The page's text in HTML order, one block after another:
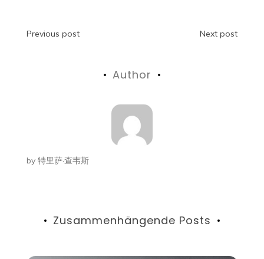
Beitragsnavigation
Previous post Next post
Author
by 特里萨·查韦斯
Zusammenhängende Posts